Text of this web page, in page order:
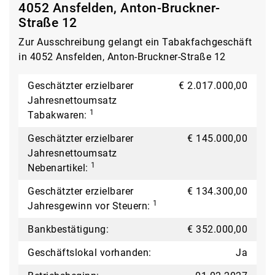
4052 Ansfelden, Anton-Bruckner-
Straße 12
Zur Ausschreibung gelangt ein Tabakfachgeschäft
in 4052 Ansfelden, Anton-Bruckner-Straße 12
Geschätzter erzielbarer
Jahresnettoumsatz
Tabakwaren: 1
€ 2.017.000,00
Geschätzter erzielbarer
Jahresnettoumsatz
Nebenartikel: 1
€ 145.000,00
Geschätzter erzielbarer
Jahresgewinn vor Steuern: 1
€ 134.300,00
Bankbestätigung:
€ 352.000,00
Geschäftslokal vorhanden:
Ja